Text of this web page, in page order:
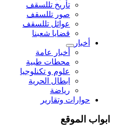
تأريخ تللسقف
صور تللسقف
عوائل تللسقف
قضايا شعبنا
أخبار
أخبار عامة
محطات طبية
علوم و تکنلوجیا
ابطال الحرية
رياضة
حوارات وتقارير
ابواب الموقع